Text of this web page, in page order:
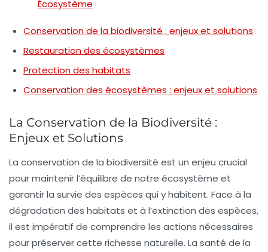
Écosystème
Conservation de la biodiversité : enjeux et solutions
Restauration des écosystèmes
Protection des habitats
Conservation des écosystèmes : enjeux et solutions
La Conservation de la Biodiversité :
Enjeux et Solutions
La conservation de la biodiversité est un enjeu crucial
pour maintenir l’équilibre de notre écosystème et
garantir la survie des espèces qui y habitent. Face à la
dégradation des habitats et à l’extinction des espèces,
il est impératif de comprendre les actions nécessaires
pour préserver cette richesse naturelle. La santé de la